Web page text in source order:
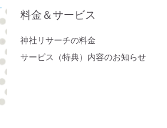
料金＆サービス
神社リサーチの料金
サービス（特典）内容のお知らせ